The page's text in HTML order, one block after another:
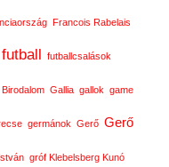
Francois Rabelais
futball futballcsalások
Gallia gallok game
germánok Gerő Gerő
gróf Klebelsberg Kunó